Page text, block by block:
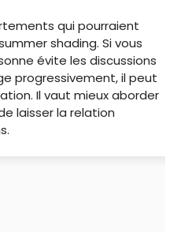
qui pourraient
shading. Si vous
évite les discussions
progressivement, il peut
Il vaut mieux aborder
laisser la relation